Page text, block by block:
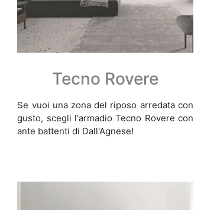
Tecno Rovere
Se vuoi una zona del riposo arredata con
gusto, scegli l'armadio Tecno Rovere con
ante battenti di Dall'Agnese!